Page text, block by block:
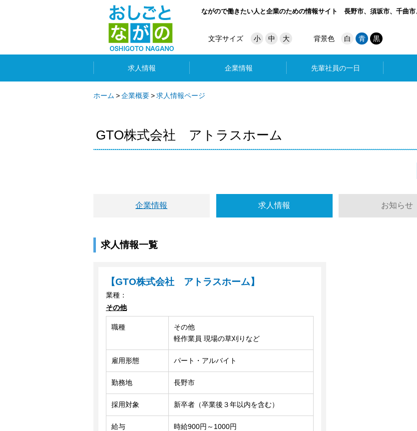
ながので働きたい人と企業のための情報サイト 長野市、須坂市、千曲
文字サイズ 小 中 大 背景色 白 青 黒
求人情報 企業情報 先輩社員の一日
ホーム 企業概要 求人情報ページ
GTO株式会社 アトラスホーム
企業情報 求人情報 お知らせ
求人情報一覧
【GTO株式会社 アトラスホーム】
業種：
その他
職種
その他
軽作業員 現場の草刈りなど
雇用形態 パート・アルバイト
勤務地 長野市
採用対象 新卒者（卒業後３年以内を含む）
給与 時給900円～1000円